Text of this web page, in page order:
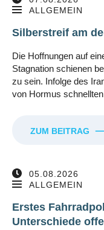
ALLGEMEIN
Silberstreif am
Die Hoffnungen auf
Stagnation schienen
zu sein. Infolge des
von Hormus
ZUM BEITRAG
05.08.2026
ALLGEMEIN
Erstes
Unterschiede